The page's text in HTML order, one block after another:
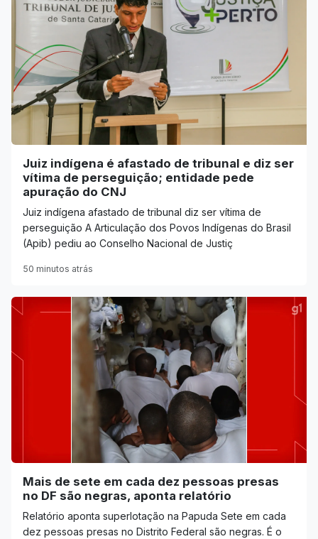
Juiz indígena é afastado de tribunal e diz ser
vítima de perseguição; entidade pede
apuração do CNJ
Juiz indígena afastado de tribunal diz ser vítima de
perseguição A Articulação dos Povos Indígenas do Brasil
(Apib) pediu ao Conselho Nacional de Justiç
50 minutos atrás
Mais de sete em cada dez pessoas presas
no DF são negras, aponta relatório
Relatório aponta superlotação na Papuda Sete em cada
dez pessoas presas no Distrito Federal são negras. É o